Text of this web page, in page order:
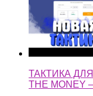
ТАКТИКА
THE MONEY